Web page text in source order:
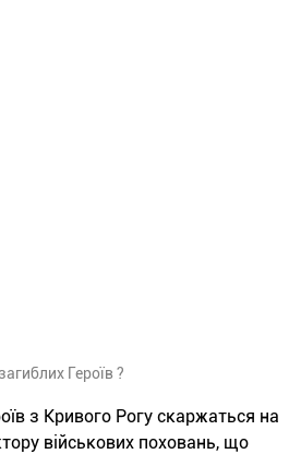
Героїв ?
з Кривого Рогу скаржаться на
військових поховань, що